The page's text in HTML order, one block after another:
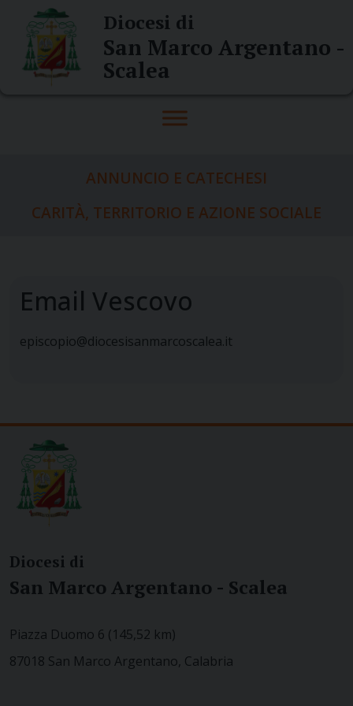
content
Diocesi di
San Marco Argentano -
Scalea
ANNUNCIO E CATECHESI
CARITÀ, TERRITORIO E AZIONE SOCIALE
Email Vescovo
episcopio@diocesisanmarcoscalea.it
Diocesi di
San Marco Argentano - Scalea
Piazza Duomo 6 (145,52 km)
87018 San Marco Argentano, Calabria